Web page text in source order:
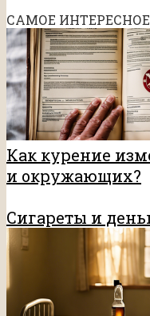
САМОЕ ИНТЕРЕСНОЕ
Как курение
и окружающих?
Сигареты и